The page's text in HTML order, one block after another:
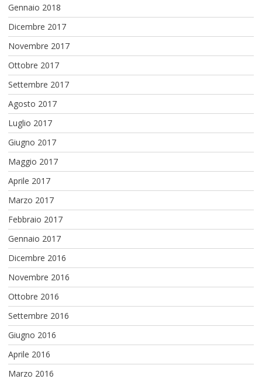
Gennaio 2018
Dicembre 2017
Novembre 2017
Ottobre 2017
Settembre 2017
Agosto 2017
Luglio 2017
Giugno 2017
Maggio 2017
Aprile 2017
Marzo 2017
Febbraio 2017
Gennaio 2017
Dicembre 2016
Novembre 2016
Ottobre 2016
Settembre 2016
Giugno 2016
Aprile 2016
Marzo 2016